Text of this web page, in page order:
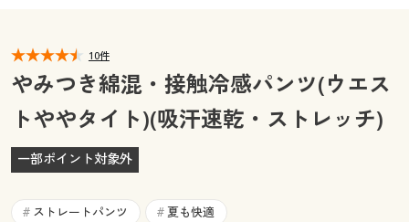
マイページ
閲覧履歴
お気に入り
サポート
閲覧履歴
お気に入り
サポート
10件
やみつき綿混・接触冷感パンツ(ウエス
トややタイト)(吸汗速乾・ストレッチ)
一部ポイント対象外
# ストレートパンツ # 夏も快適